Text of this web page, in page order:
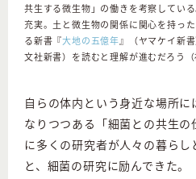
共生する微生物」の働きを考察してい
充実。土と微生物の関係に関心を持っ
る新書『大地の五億年』（ヤマケイ新
文社新書）を読むと理解が進むだろう（
自らの体内という身近な場所に
なりつつある「細菌との共生
に多くの研究者が人々の暮ら
と、細菌の研究に励んできた。